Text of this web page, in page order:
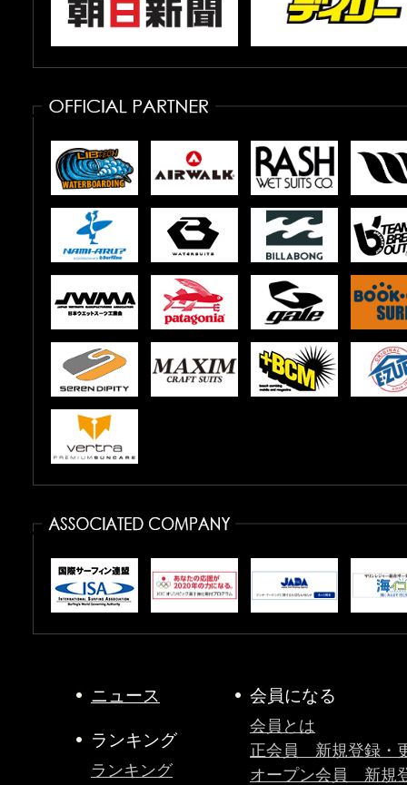
ニュース
ランキング
ランキング
会員になる
会員とは
正会員 新規登録・
オープン会員 新規